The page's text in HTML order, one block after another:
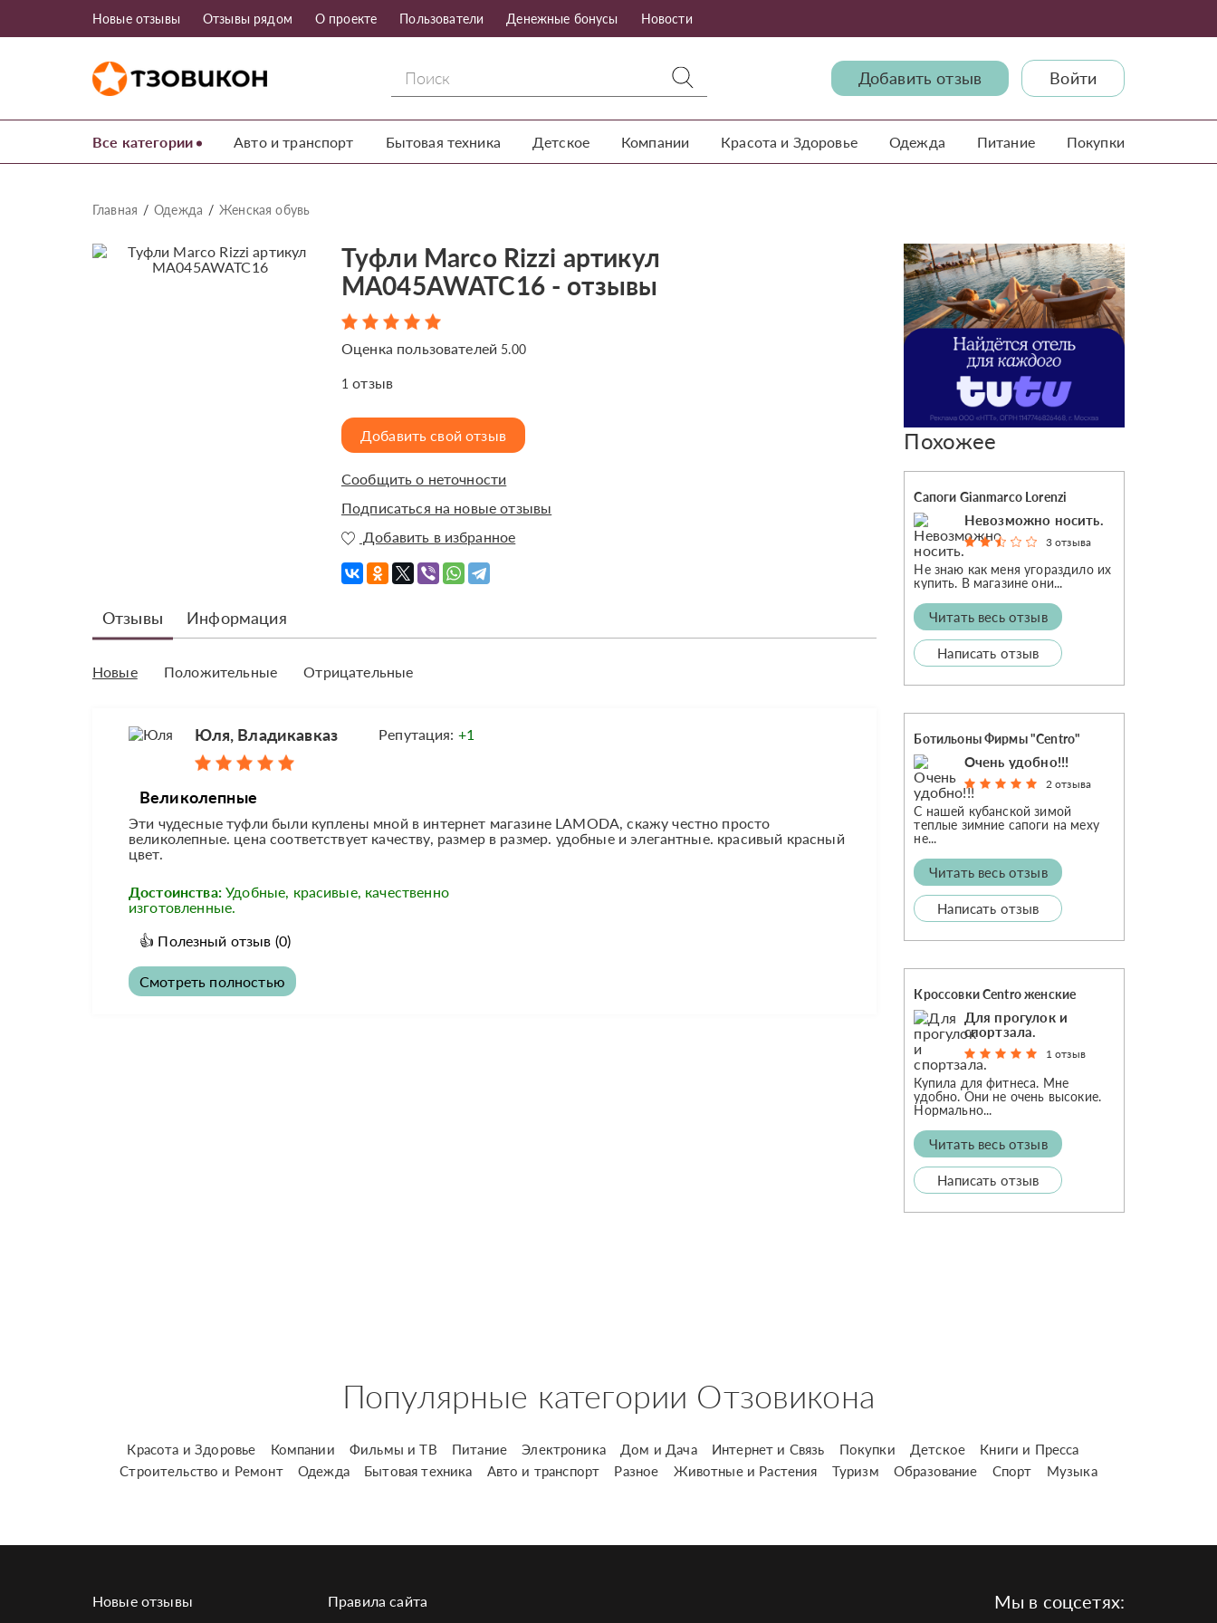
Новые отзывы Отзывы рядом О проекте Пользователи Денежные бонусы Новости
Добавить отзыв Войти
Все категории Авто и транспорт Бытовая техника Детское Компании Красота и Здоровье Одежда Питание Покупки
Главная Одежда Женская обувь
Туфли Marco Rizzi артикул
MA045AWATC16 - отзывы
Оценка пользователей 5.00
1 отзыв
Добавить свой отзыв
Сообщить о неточности
Подписаться на новые отзывы
Добавить в избранное
Отзывы Информация
Новые Положительные Отрицательные
Юля, Владикавказ Репутация: +1
Великолепные
Эти чудесные туфли были куплены мной в интернет магазине LAMODA, скажу честно просто
великолепные. цена соответствует качеству, размер в размер. удобные и элегантные. красивый красный
цвет.
Достоинства: Удобные, красивые, качественно
изготовленные.
👍 Полезный отзыв (0)
Смотреть полностью
Похожее
Сапоги Gianmarco Lorenzi
Невозможно носить.
3 отзыва
Не знаю как меня угораздило их
купить. В магазине они...
Читать весь отзыв
Написать отзыв
Ботильоны Фирмы "Centro"
Очень удобно!!!
2 отзыва
С нашей кубанской зимой
теплые зимние сапоги на меху
не...
Читать весь отзыв
Написать отзыв
Кроссовки Centro женские
Для прогулок и
спортзала.
1 отзыв
Купила для фитнеса. Мне
удобно. Они не очень высокие.
Нормально...
Читать весь отзыв
Написать отзыв
Популярные категории Отзовикона
Красота и Здоровье Компании Фильмы и ТВ Питание Электроника Дом и Дача Интернет и Связь Покупки Детское
Книги и Пресса
Строительство и Ремонт
Одежда Бытовая техника Авто и транспорт Разное Животные и Растения Туризм Образование Спорт Музыка
Новые отзывы
Правила сайта
Мы в соцсетях: